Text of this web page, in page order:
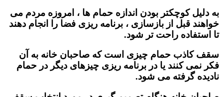
به دلیل کوچکتر بودن اندازه حمام ها ، امروزه مردم می
خواهند قبل از بازسازی ، برنامه ریزی فضا را انجام دهند
تا استفاده راحت تر شود.
سقف کاذب حمام چیزی است که صاحبان خانه به آن
فکر نمی کنند یا در برنامه ریزی چیزهای دیگر در حمام
نادیده گرفته می شود.